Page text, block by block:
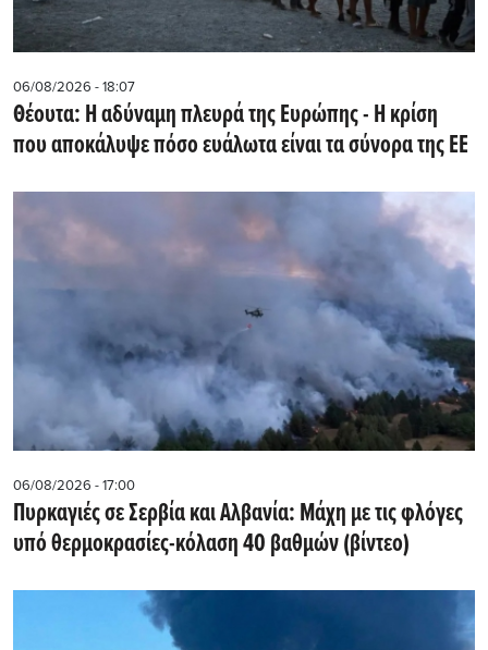
06/08/2026 - 18:07
Θέουτα: Η αδύναμη πλευρά της Ευρώπης - Η κρίση
που αποκάλυψε πόσο ευάλωτα είναι τα σύνορα της ΕΕ
06/08/2026 - 17:00
Πυρκαγιές σε Σερβία και Αλβανία: Μάχη με τις φλόγες
υπό θερμοκρασίες-κόλαση 40 βαθμών (βίντεο)